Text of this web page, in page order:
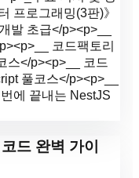
프로그래밍(3판)》
발 초급</p><p>__
코드팩토리
스</p><p>__ 코드
풀코스</p><p>__
에 끝내는 NestJS
드 완벽 가이